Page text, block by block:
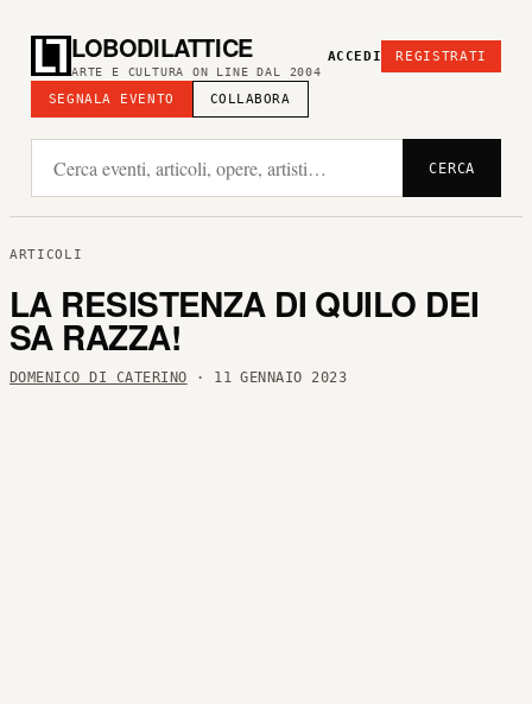
LOBODILATTICE
ARTE E CULTURA ON LINE DAL 2004
SEGNALA EVENTO COLLABORA
ACCEDI REGISTRATI
CERCA
ARTICOLI
LA RESISTENZA DI QUILO DEI
SA RAZZA!
DOMENICO DI CATERINO · 11 GENNAIO 2023